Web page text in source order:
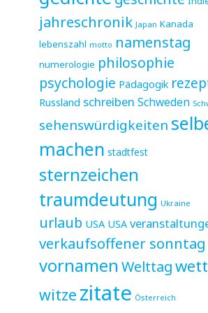
jahreschronik Japan Kanada
lebenszahl motto namenstag
numerologie philosophie
psychologie Pädagogik
Russland schreiben Schweden
sehenswürdigkeiten
machen stadtfest
sternzeichen
traumdeutung Ukraine
urlaub USA USA
verkaufsoffener sonntag
vornamen Welttag
witze zitate Österreich